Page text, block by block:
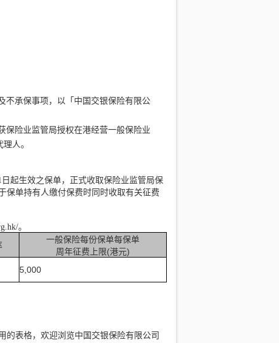
不承保事项，以「中国交银保险有限公
保险业监管局授权在港经营一般保险业
人。
起生效之保单，正式收取保险业监管局保
保单持有人缴付保费时同时收取有关征费
。
一般保险每份保单每保单
周年征费上限(港元)
5,000
的表格，欢迎浏览中国交银保险有限公司